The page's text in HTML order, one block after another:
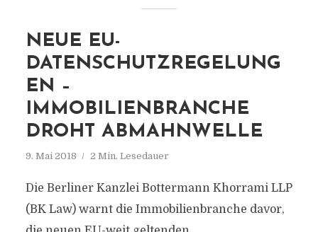
NEUE EU-
DATENSCHUTZREGELUNG
EN –
IMMOBILIENBRANCHE
DROHT ABMAHNWELLE
9. Mai 2018 2 Min. Lesedauer
Die Berliner Kanzlei Bottermann Khorrami LLP
(BK Law) warnt die Immobilienbranche davor,